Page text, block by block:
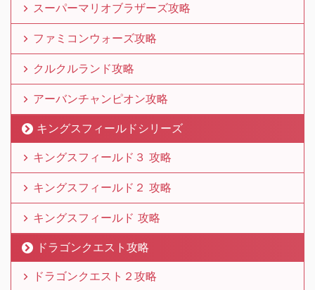
スーパーマリオブラザーズ攻略
ファミコンウォーズ攻略
クルクルランド攻略
アーバンチャンピオン攻略
キングスフィールドシリーズ
キングスフィールド３ 攻略
キングスフィールド２ 攻略
キングスフィールド 攻略
ドラゴンクエスト攻略
ドラゴンクエスト２攻略